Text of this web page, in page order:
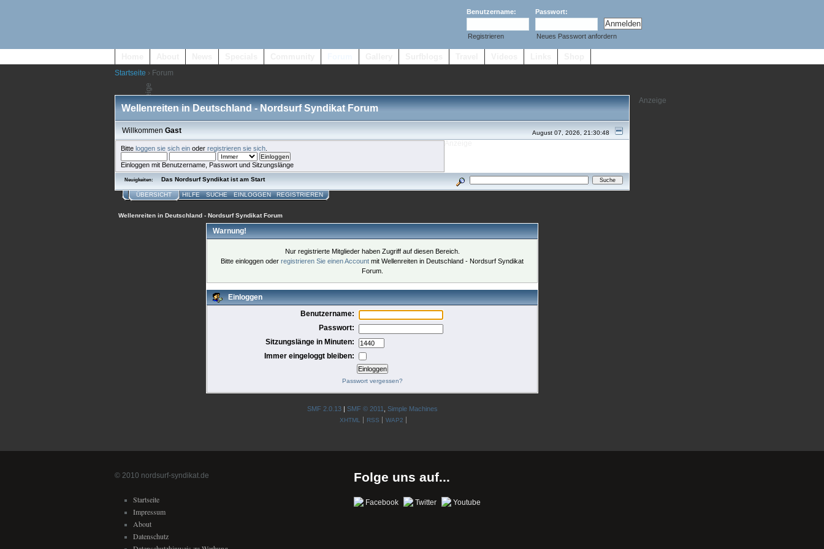
Benutzername: Passwort:
Registrieren Neues Passwort anfordern
Startseite › Forum
Wellenreiten in Deutschland - Nordsurf Syndikat Forum
August 07, 2026, 21:30:48
WillkommenGast
Bitte loggen sie sich einoder registrieren sie sich.
Einloggen mit Benutzername, Passwort und Sitzungslänge
Neuigkeiten: Das Nordsurf Syndikat ist am Start
ÜBERSICHT HILFE SUCHE EINLOGGEN REGISTRIEREN
Wellenreiten in Deutschland - Nordsurf Syndikat Forum
Warnung!
Nur registrierte Mitglieder haben Zugriff auf diesen Bereich.
Bitte einloggen oder registrieren Sie einen Account mit Wellenreiten in Deutschland - Nordsurf Syndikat
Forum.
Einloggen
Benutzername:
Passwort:
Sitzungslänge in Minuten:
Immer eingeloggt bleiben:
Passwort vergessen?
SMF 2.0.13| SMF © 2011 Simple Machines
XHTML RSS WAP2
© 2010 nordsurf-syndikat.de
Startseite
Impressum
About
Datenschutz
Folge uns auf...
Facebook Twitter Youtube